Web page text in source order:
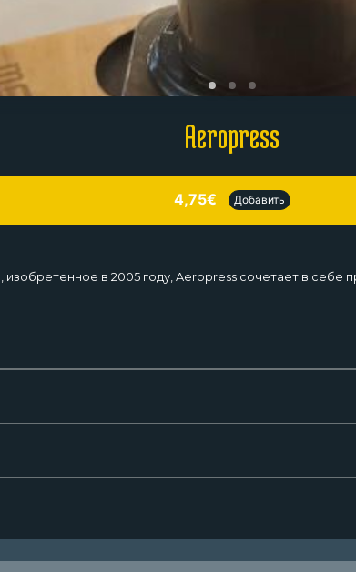
Aeropress
4,75€ Добавить
в 2005 году, Aeropress сочетает в себе